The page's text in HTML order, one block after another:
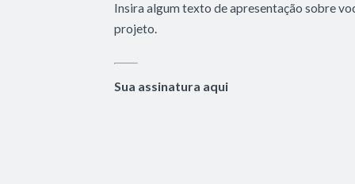
Insira algum texto de apresentação sobre
projeto.
Sua assinatura aqui